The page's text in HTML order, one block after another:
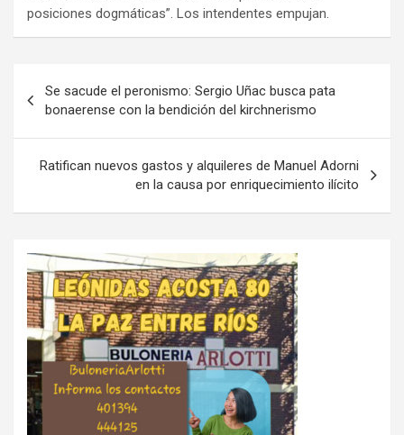
posiciones dogmáticas”. Los intendentes empujan.
de
entradas
Se sacude el peronismo: Sergio Uñac busca pata
bonaerense con la bendición del kirchnerismo
Ratifican nuevos gastos y alquileres de Manuel Adorni
en la causa por enriquecimiento ilícito